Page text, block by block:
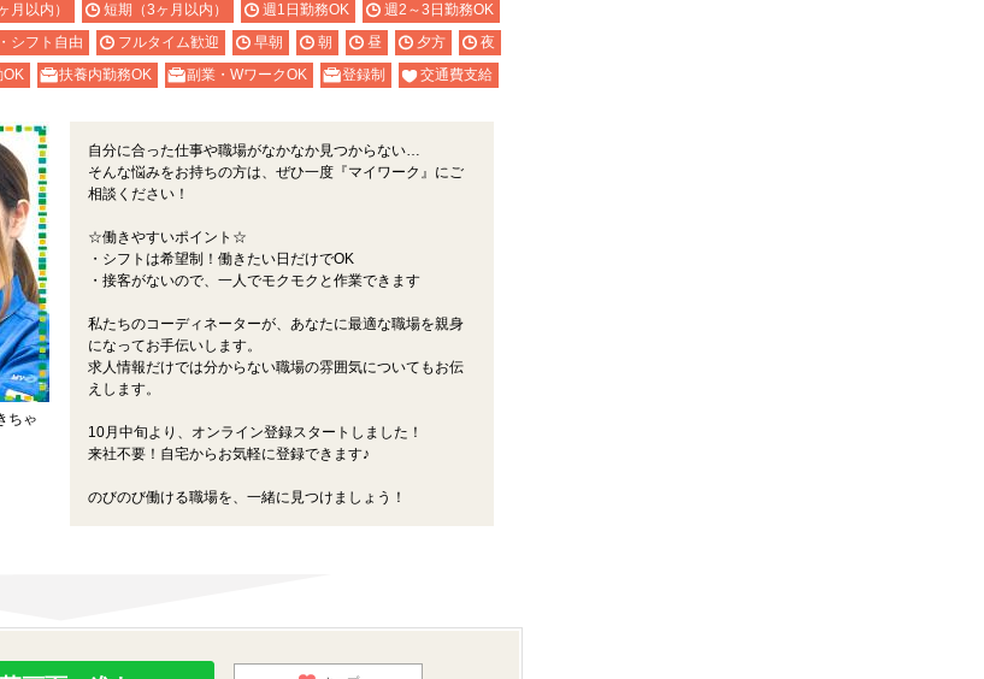
月以内） 短期（3ヶ月以内） 週1日勤務OK
週2～3日勤務OK
シフト自由 フルタイム歓迎 早朝 朝 昼 夕方
夜
OK 扶養内勤務OK 副業・WワークOK 登録制 交通費支給
ちゃ
自分に合った仕事や職場がなかなか見つからない…
そんな悩みをお持ちの方は、ぜひ一度『マイワーク』にご
相談ください！
☆働きやすいポイント☆
・シフトは希望制！働きたい日だけでOK
・接客がないので、一人でモクモクと作業できます
私たちのコーディネーターが、あなたに最適な職場を親身
になってお手伝いします。
求人情報だけでは分からない職場の雰囲気についてもお伝
えします。
10月中旬より、オンライン登録スタートしました！
来社不要！自宅からお気軽に登録できます♪
のびのび働ける職場を、一緒に見つけましょう！